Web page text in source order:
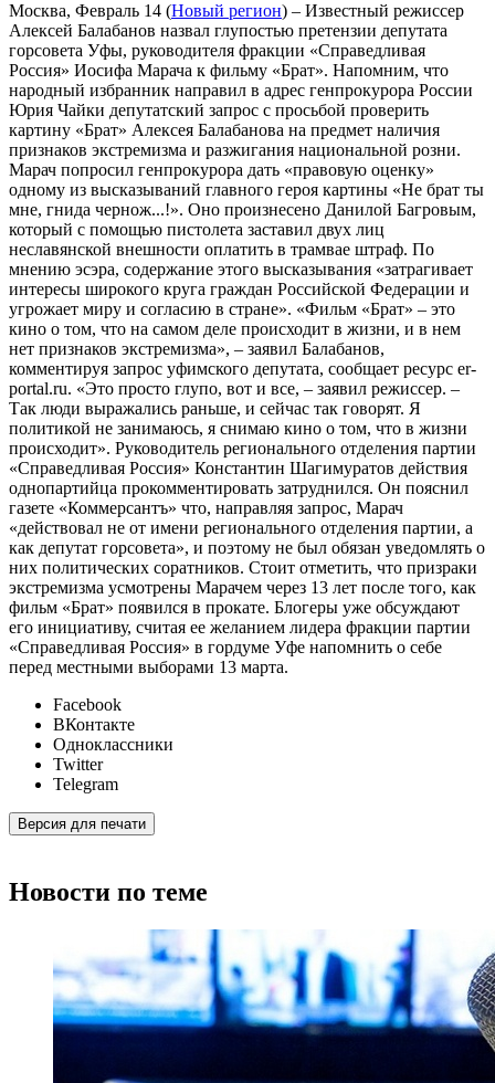
Москва, Февраль 14 (Новый регион) – Известный режиссер
Алексей Балабанов назвал глупостью претензии депутата
горсовета Уфы, руководителя фракции «Справедливая
Россия» Иосифа Марача к фильму «Брат». Напомним, что
народный избранник направил в адрес генпрокурора России
Юрия Чайки депутатский запрос с просьбой проверить
картину «Брат» Алексея Балабанова на предмет наличия
признаков экстремизма и разжигания национальной розни.
Марач попросил генпрокурора дать «правовую оценку»
одному из высказываний главного героя картины «Не брат ты
мне, гнида чернож...!». Оно произнесено Данилой Багровым,
который с помощью пистолета заставил двух лиц
неславянской внешности оплатить в трамвае штраф. По
мнению эсэра, содержание этого высказывания «затрагивает
интересы широкого круга граждан Российской Федерации и
угрожает миру и согласию в стране». «Фильм «Брат» – это
кино о том, что на самом деле происходит в жизни, и в нем
нет признаков экстремизма», – заявил Балабанов,
комментируя запрос уфимского депутата, сообщает ресурс er-
portal.ru. «Это просто глупо, вот и все, – заявил режиссер. –
Так люди выражались раньше, и сейчас так говорят. Я
политикой не занимаюсь, я снимаю кино о том, что в жизни
происходит». Руководитель регионального отделения партии
«Справедливая Россия» Константин Шагимуратов действия
однопартийца прокомментировать затруднился. Он пояснил
газете «Коммерсантъ» что, направляя запрос, Марач
«действовал не от имени регионального отделения партии, а
как депутат горсовета», и поэтому не был обязан уведомлять о
них политических соратников. Стоит отметить, что призраки
экстремизма усмотрены Марачем через 13 лет после того, как
фильм «Брат» появился в прокате. Блогеры уже обсуждают
его инициативу, считая ее желанием лидера фракции партии
«Справедливая Россия» в гордуме Уфе напомнить о себе
перед местными выборами 13 марта.
Facebook
ВКонтакте
Одноклассники
Twitter
Telegram
Версия для печати
Новости по теме